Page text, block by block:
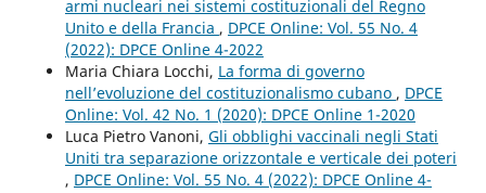
armi nucleari nei sistemi costituzionali del Regno
Unito e della Francia , DPCE Online: Vol. 55 No. 4
(2022): DPCE Online 4-2022
Maria Chiara Locchi, La forma di governo
nell’evoluzione del costituzionalismo cubano , DPCE
Online: Vol. 42 No. 1 (2020): DPCE Online 1-2020
Luca Pietro Vanoni, Gli obblighi vaccinali negli Stati
Uniti tra separazione orizzontale e verticale dei poteri
, DPCE Online: Vol. 55 No. 4 (2022): DPCE Online 4-